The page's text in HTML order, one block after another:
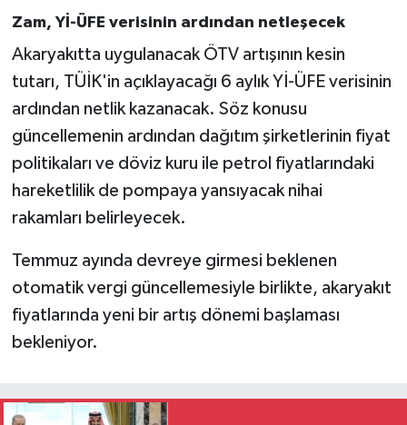
Zam, Yİ-ÜFE verisinin ardından netleşecek
Akaryakıtta uygulanacak ÖTV artışının kesin
tutarı, TÜİK'in açıklayacağı 6 aylık Yİ-ÜFE verisinin
ardından netlik kazanacak. Söz konusu
güncellemenin ardından dağıtım şirketlerinin fiyat
politikaları ve döviz kuru ile petrol fiyatlarındaki
hareketlilik de pompaya yansıyacak nihai
rakamları belirleyecek.
Temmuz ayında devreye girmesi beklenen
otomatik vergi güncellemesiyle birlikte, akaryakıt
fiyatlarında yeni bir artış dönemi başlaması
bekleniyor.